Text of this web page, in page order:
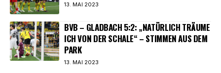
13. MAI 2023
BVB – GLADBACH 5:2: „NATÜRLICH TRÄUME
ICH VON DER SCHALE“ – STIMMEN AUS DEM
PARK
13. MAI 2023